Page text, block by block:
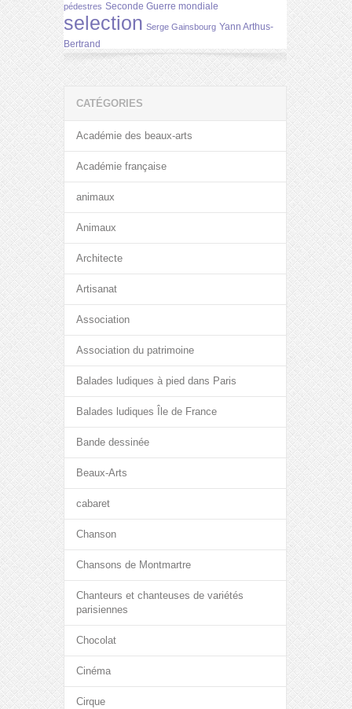
pédestres Seconde Guerre mondiale
selection Serge Gainsbourg Yann Arthus-
Bertrand
CATÉGORIES
Académie des beaux-arts
Académie française
animaux
Animaux
Architecte
Artisanat
Association
Association du patrimoine
Balades ludiques à pied dans Paris
Balades ludiques Île de France
Bande dessinée
Beaux-Arts
cabaret
Chanson
Chansons de Montmartre
Chanteurs et chanteuses de variétés
parisiennes
Chocolat
Cinéma
Cirque